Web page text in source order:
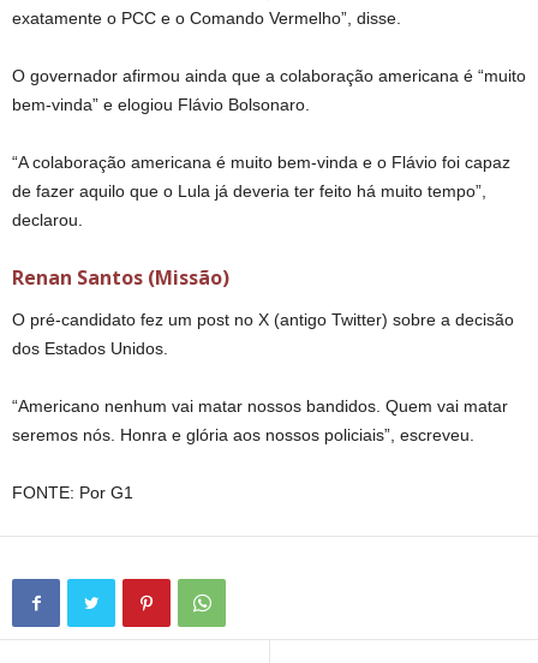
exatamente o PCC e o Comando Vermelho”, disse.
O governador afirmou ainda que a colaboração americana é “muito
bem-vinda” e elogiou Flávio Bolsonaro.
“A colaboração americana é muito bem-vinda e o Flávio foi capaz
de fazer aquilo que o Lula já deveria ter feito há muito tempo”,
declarou.
Renan Santos (Missão)
O pré-candidato fez um post no X (antigo Twitter) sobre a decisão
dos Estados Unidos.
“Americano nenhum vai matar nossos bandidos. Quem vai matar
seremos nós. Honra e glória aos nossos policiais”, escreveu.
FONTE: Por G1